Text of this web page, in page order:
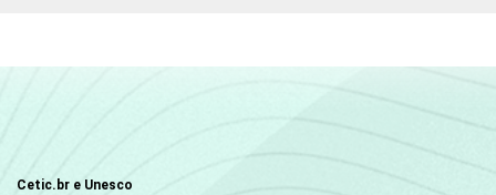
Cetic.br e Unesco